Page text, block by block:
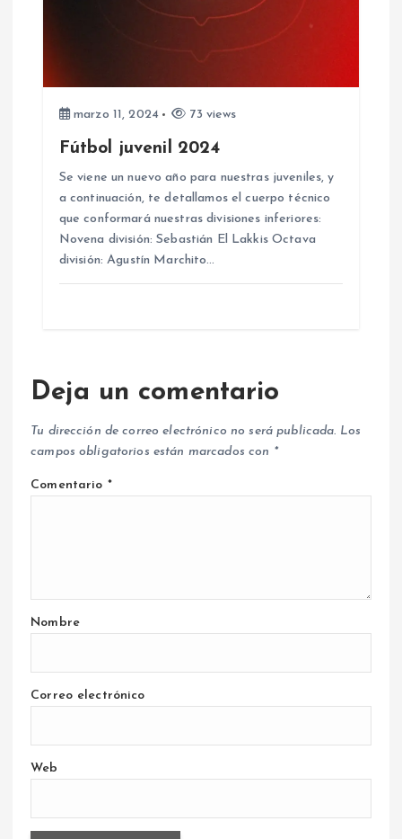
marzo 11, 2024 73 views
Fútbol juvenil 2024
Se viene un nuevo año para nuestras juveniles, y
a continuación, te detallamos el cuerpo técnico
que conformará nuestras divisiones inferiores:
Novena división: Sebastián El Lakkis Octava
división: Agustín Marchito…
Deja un comentario
Tu dirección de correo electrónico no será publicada. Los
campos obligatorios están marcados con *
Comentario *
Nombre
Correo electrónico
Web